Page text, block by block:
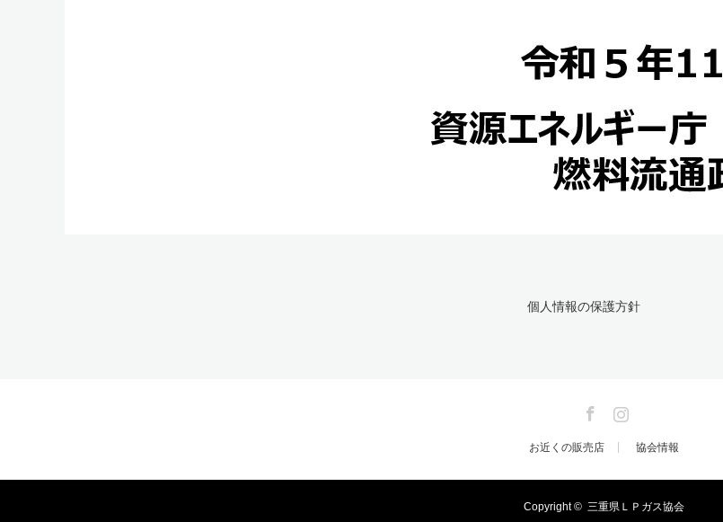
個人情報の保護方針
お近くの販売店 協会情報
Copyright © 三重県ＬＰガス協会